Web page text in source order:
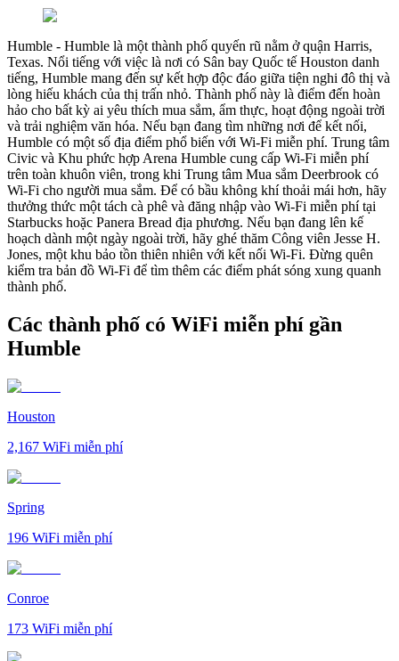
Humble - Humble là một thành phố quyến rũ nằm ở quận Harris,
Texas. Nổi tiếng với việc là nơi có Sân bay Quốc tế Houston danh
tiếng, Humble mang đến sự kết hợp độc đáo giữa tiện nghi đô thị và
lòng hiếu khách của thị trấn nhỏ. Thành phố này là điểm đến hoàn
hảo cho bất kỳ ai yêu thích mua sắm, ẩm thực, hoạt động ngoài trời
và trải nghiệm văn hóa. Nếu bạn đang tìm những nơi để kết nối,
Humble có một số địa điểm phổ biến với Wi-Fi miễn phí. Trung tâm
Civic và Khu phức hợp Arena Humble cung cấp Wi-Fi miễn phí
trên toàn khuôn viên, trong khi Trung tâm Mua sắm Deerbrook có
Wi-Fi cho người mua sắm. Để có bầu không khí thoải mái hơn, hãy
thưởng thức một tách cà phê và đăng nhập vào Wi-Fi miễn phí tại
Starbucks hoặc Panera Bread địa phương. Nếu bạn đang lên kế
hoạch dành một ngày ngoài trời, hãy ghé thăm Công viên Jesse H.
Jones, một khu bảo tồn thiên nhiên với kết nối Wi-Fi. Đừng quên
kiểm tra bản đồ Wi-Fi để tìm thêm các điểm phát sóng xung quanh
thành phố.
Các thành phố có WiFi miễn phí gần
Humble
Houston
2,167 WiFi miễn phí
Spring
196 WiFi miễn phí
Conroe
173 WiFi miễn phí